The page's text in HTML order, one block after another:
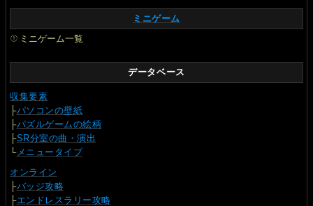
ミニゲーム
ミニゲーム一覧
データベース
収集要素
├パソコンの壁紙
├パズルゲームの絵柄
├SR分室の曲・演出
└メニュータイプ
オンライン
├バッジ攻略
├エンドレスラリー攻略